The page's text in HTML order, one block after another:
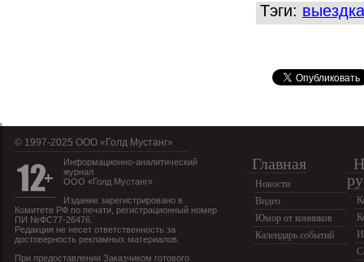
Тэги: выездка
© 1997-2025 OOO «Голд Мустанг»
Информационно-аналитический
журнал
ООО «Голд Мустанг»
Издание зарегистрировано в
Комитете РФ по печати, регистрационный номер
ПИ №ФС77-26476.
Редакция не несет ответственность за
достоверность рекламных материалов.
При предоставлении Заказчиком готового
Главная
Новости
Видео
Юмор от конников
Календарь событий